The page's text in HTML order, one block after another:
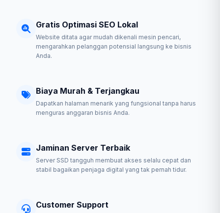
Gratis Optimasi SEO Lokal
Website ditata agar mudah dikenali mesin pencari,
mengarahkan pelanggan potensial langsung ke bisnis
Anda.
Biaya Murah & Terjangkau
Dapatkan halaman menarik yang fungsional tanpa harus
menguras anggaran bisnis Anda.
Jaminan Server Terbaik
Server SSD tangguh membuat akses selalu cepat dan
stabil bagaikan penjaga digital yang tak pernah tidur.
Customer Support